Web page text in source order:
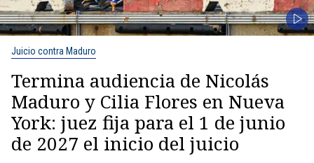
Juicio contra Maduro
Termina audiencia de Nicolás
Maduro y Cilia Flores en Nueva
York: juez fija para el 1 de junio
de 2027 el inicio del juicio